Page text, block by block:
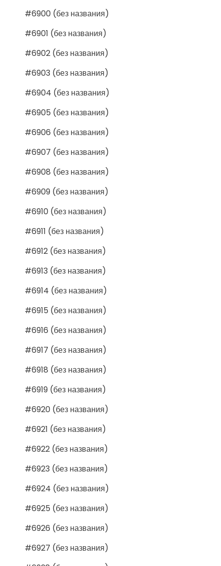
#6900 (без названия)
#6901 (без названия)
#6902 (без названия)
#6903 (без названия)
#6904 (без названия)
#6905 (без названия)
#6906 (без названия)
#6907 (без названия)
#6908 (без названия)
#6909 (без названия)
#6910 (без названия)
#6911 (без названия)
#6912 (без названия)
#6913 (без названия)
#6914 (без названия)
#6915 (без названия)
#6916 (без названия)
#6917 (без названия)
#6918 (без названия)
#6919 (без названия)
#6920 (без названия)
#6921 (без названия)
#6922 (без названия)
#6923 (без названия)
#6924 (без названия)
#6925 (без названия)
#6926 (без названия)
#6927 (без названия)